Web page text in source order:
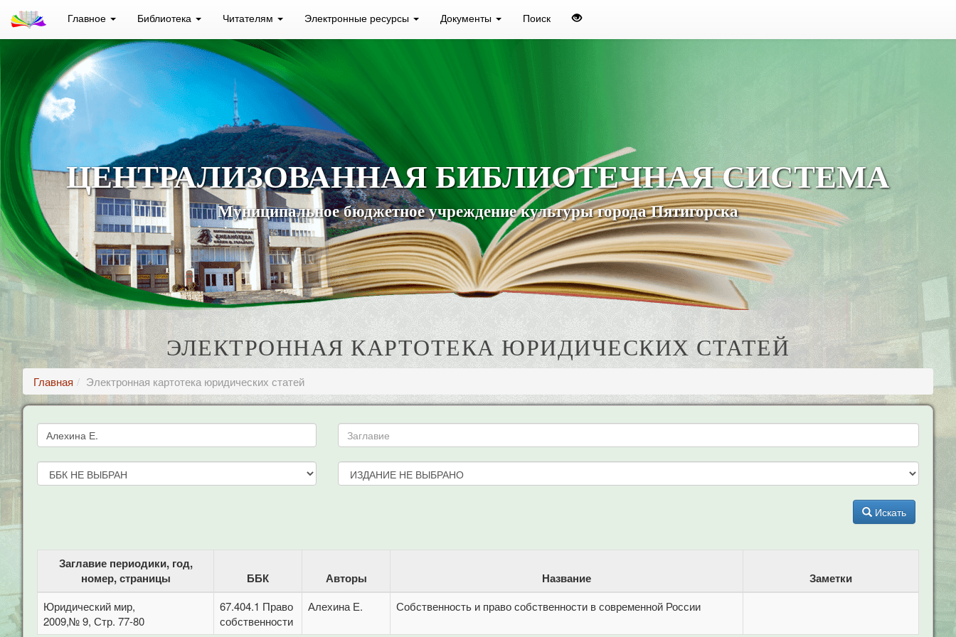
Главное Библиотека Читателям Электронные ресурсы Документы Поиск
ЦЕНТРАЛИЗОВАННАЯ БИБЛИОТЕЧНАЯ СИСТЕМА
Муниципальное бюджетное учреждение культуры города Пятигорска
ЭЛЕКТРОННАЯ КАРТОТЕКА ЮРИДИЧЕСКИХ СТАТЕЙ
Главная Электронная картотека юридических статей
Искать
Заглавие периодики, год,
номер, страницы
ББК Авторы Название Заметки
Юридический мир,
2009,№ 9, Стр. 77-80
67.404.1 Право
собственности
Алехина Е. Собственность и право собственности в современной России